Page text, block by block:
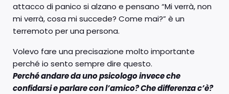
attacco di panico si alzano e pensano “Mi verrà, non
mi verrà, cosa mi succede? Come mai?” è un
terremoto per una persona.
Volevo fare una precisazione molto importante
perché io sento sempre dire questo.
Perché andare da uno psicologo invece che
confidarsi e parlare con l’amico? Che differenza c’è?